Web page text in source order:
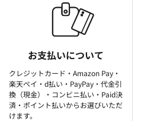
お支払いについて
クレジットカード・Amazon Pay・
楽天ぺイ・d払い・PayPay・代金引
換（現金）・コンビニ払い・Paid決
済・ポイント払いからお選びいただ
けます。